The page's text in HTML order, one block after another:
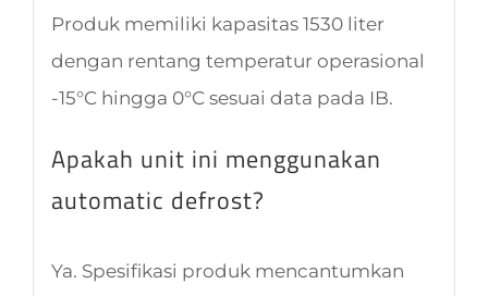
Produk memiliki kapasitas 1530 liter
dengan rentang temperatur operasional
-15°C hingga 0°C sesuai data pada IB.
Apakah unit ini menggunakan
automatic defrost?
Ya. Spesifikasi produk mencantumkan